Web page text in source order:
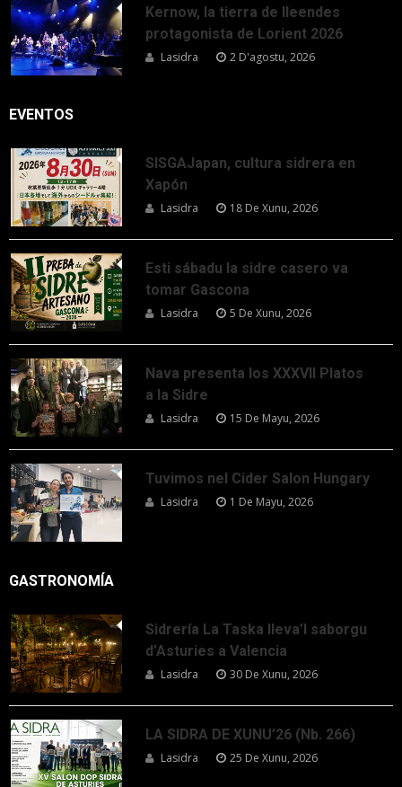
Kernow, la tierra de lleendes
protagonista de Lorient 2026
Lasidra 2 D'agostu, 2026
EVENTOS
SISGAJapan, cultura sidrera en
Xapón
Lasidra 18 De Xunu, 2026
Esti sábadu la sidre casero va
tomar Gascona
Lasidra 5 De Xunu, 2026
Nava presenta los XXXVII Platos
a la Sidre
Lasidra 15 De Mayu, 2026
Tuvimos nel Cider Salon Hungary
Lasidra 1 De Mayu, 2026
GASTRONOMÍA
Sidrería La Taska lleva’l saborgu
d’Asturies a Valencia
Lasidra 30 De Xunu, 2026
LA SIDRA DE XUNU’26 (Nb. 266)
Lasidra 25 De Xunu, 2026